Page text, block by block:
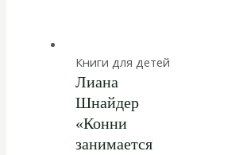
Книги для детей
Лиана
Шнайдер
«Конни
занимается